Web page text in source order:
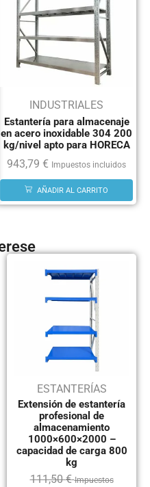
INDUSTRIALES
Estantería para almacenaje
en acero inoxidable 304 200
kg/nivel apto para HORECA
943,79 € Impuestos incluidos
AÑADIR AL CARRITO
ESTANTERÍAS
Extensión de estantería
profesional de
almacenamiento
1000×600×2000 –
capacidad de carga 800
kg
111,50€ Impuestos